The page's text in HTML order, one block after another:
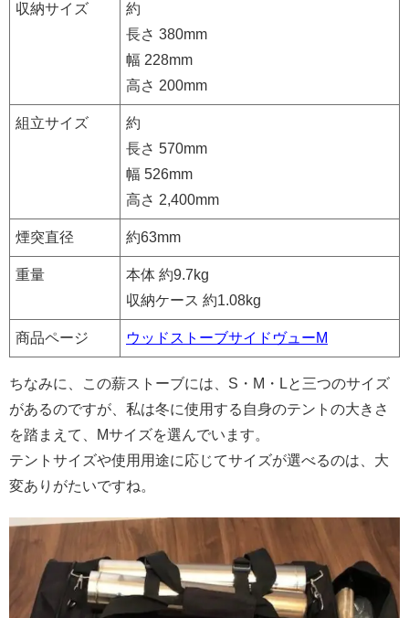
収納サイズ
約
長さ 380mm
幅 228mm
高さ 200mm
組立サイズ
約
長さ 570mm
幅 526mm
高さ 2,400mm
煙突直径 約63mm
重量
本体 約9.7kg
収納ケース 約1.08kg
商品ページ ウッドストーブサイドヴューM
ちなみに、この薪ストーブには、S・M・Lと三つのサイズ
があるのですが、私は冬に使用する自身のテントの大きさ
を踏まえて、Mサイズを選んでいます。
テントサイズや使用用途に応じてサイズが選べるのは、大
変ありがたいですね。